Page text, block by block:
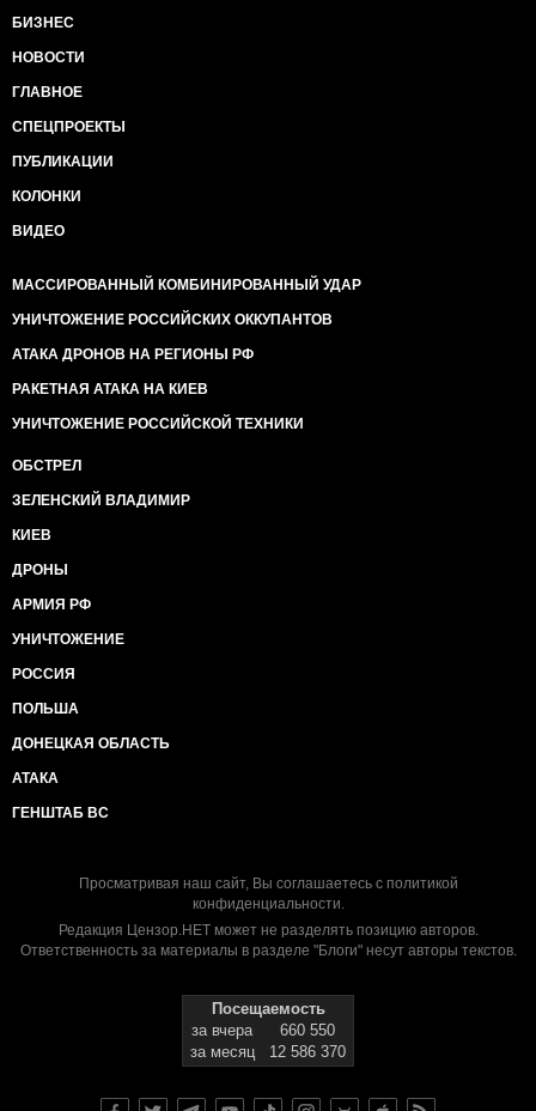
БИЗНЕС
НОВОСТИ
ГЛАВНОЕ
СПЕЦПРОЕКТЫ
ПУБЛИКАЦИИ
КОЛОНКИ
ВИДЕО
МАССИРОВАННЫЙ КОМБИНИРОВАННЫЙ УДАР
УНИЧТОЖЕНИЕ РОССИЙСКИХ ОККУПАНТОВ
АТАКА ДРОНОВ НА РЕГИОНЫ РФ
РАКЕТНАЯ АТАКА НА КИЕВ
УНИЧТОЖЕНИЕ РОССИЙСКОЙ ТЕХНИКИ
ОБСТРЕЛ
ЗЕЛЕНСКИЙ ВЛАДИМИР
КИЕВ
ДРОНЫ
АРМИЯ РФ
УНИЧТОЖЕНИЕ
РОССИЯ
ПОЛЬША
ДОНЕЦКАЯ ОБЛАСТЬ
АТАКА
ГЕНШТАБ ВС
Просматривая наш сайт, Вы соглашаетесь с политикой
конфиденциальности.
Редакция Цензор.НЕТ может не разделять позицию авторов.
Ответственность за материалы в разделе "Блоги" несут авторы текстов.
Посещаемость
за вчера
660 550
за месяц
12 586 370